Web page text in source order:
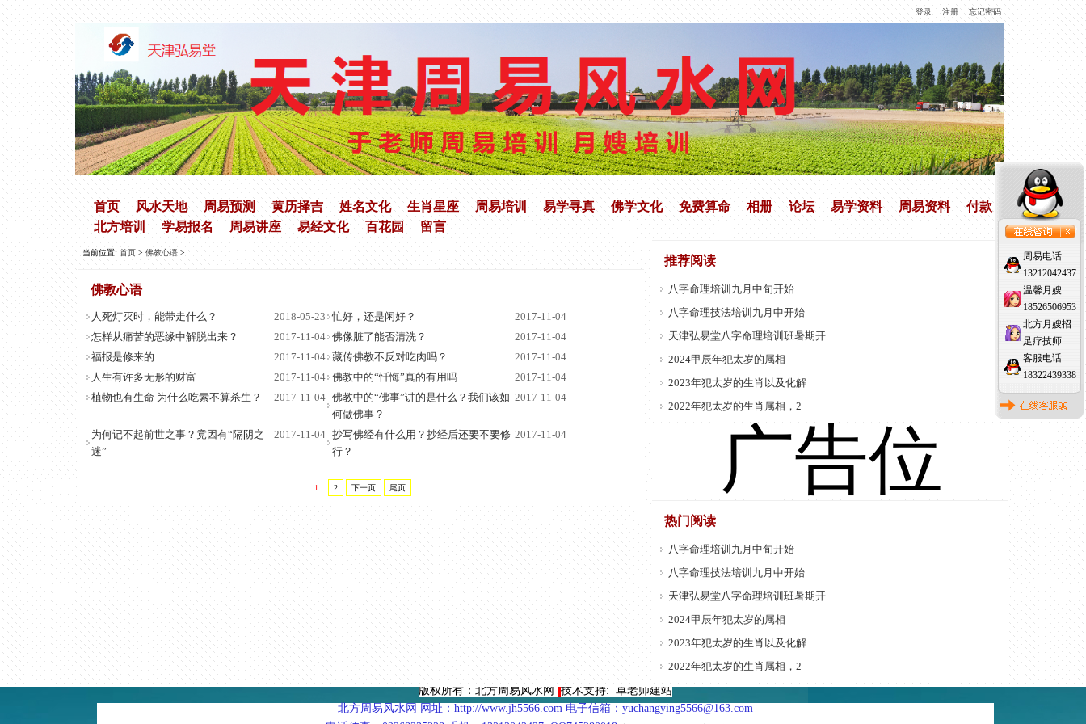
首页 风水天地 周易预测 黄历择吉 姓名文化 生肖星座 周易培训 易学寻真 佛学文化 免费算命 相册 论坛 易学资料 周易资料
付款
北方培训
学易报名 周易讲座 易经文化 百花园 留言
登录 注册 忘记密码
推荐阅读
八字命理培训九月中旬开始
八字命理技法培训九月中开始
天津弘易堂八字命理培训班暑期开
2024甲辰年犯太岁的属相
2023年犯太岁的生肖以及化解
2022年犯太岁的生肖属相，2
广告位
热门阅读
八字命理培训九月中旬开始
八字命理技法培训九月中开始
天津弘易堂八字命理培训班暑期开
2024甲辰年犯太岁的属相
2023年犯太岁的生肖以及化解
2022年犯太岁的生肖属相，2
当前位置: 首页 > 佛教心语 >
佛教心语
2018-05-23
人死灯灭时，能带走什么？ 2017-11-04
忙好，还是闲好？
2017-11-04
怎样从痛苦的恶缘中解脱出来？ 2017-11-04
佛像脏了能否清洗？
2017-11-04
福报是修来的 2017-11-04
藏传佛教不反对吃肉吗？
2017-11-04
人生有许多无形的财富 2017-11-04
佛教中的“忏悔”真的有用吗
2017-11-04
植物也有生命 为什么吃素不算杀生？ 2017-11-04
佛教中的“佛事”讲的是什么？我们该如
何做佛事？
2017-11-04
为何记不起前世之事？竟因有“隔阴之
迷”
2017-11-04
抄写佛经有什么用？抄经后还要不要修
行？
1 2 下一页 尾页
版权所有：北方周易风水网 技术支持: 卓老师建站
北方周易风水网 网址：http://www.jh5566.com 电子信箱：yuchangying5566@163.com
周易电话
13212042437
温馨月嫂
18526506953
北方月嫂招
足疗技师
客服电话
18322439338